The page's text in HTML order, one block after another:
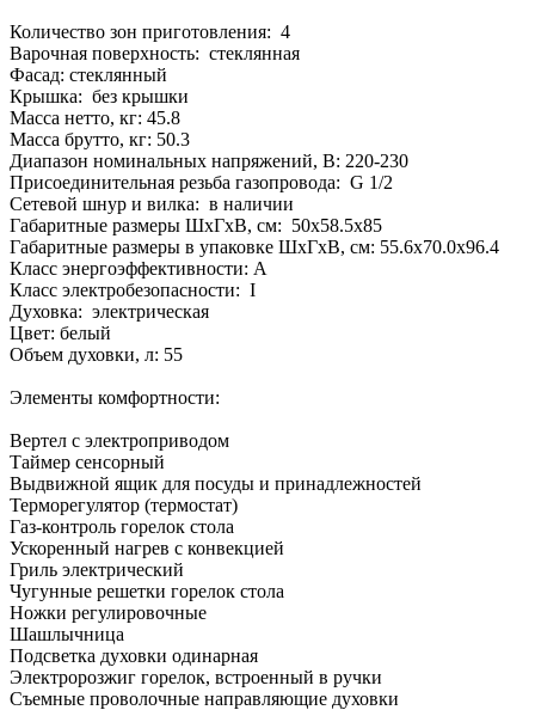
Количество зон приготовления: 4
Варочная поверхность: стеклянная
Фасад: стеклянный
Крышка: без крышки
Масса нетто, кг: 45.8
Масса брутто, кг: 50.3
Диапазон номинальных напряжений, В: 220-230
Присоединительная резьба газопровода: G 1/2
Сетевой шнур и вилка: в наличии
Габаритные размеры ШхГхВ, см: 50x58.5x85
Габаритные размеры в упаковке ШхГхВ, см: 55.6x70.0x96.4
Класс энергоэффективности: A
Класс электробезопасности: I
Духовка: электрическая
Цвет: белый
Объем духовки, л: 55
Элементы комфортности:
Вертел с электроприводом
Таймер сенсорный
Выдвижной ящик для посуды и принадлежностей
Терморегулятор (термостат)
Газ-контроль горелок стола
Ускоренный нагрев с конвекцией
Гриль электрический
Чугунные решетки горелок стола
Ножки регулировочные
Шашлычница
Подсветка духовки одинарная
Электророзжиг горелок, встроенный в ручки
Съемные проволочные направляющие духовки